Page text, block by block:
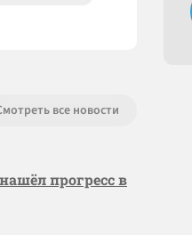
все новости
прогресс в